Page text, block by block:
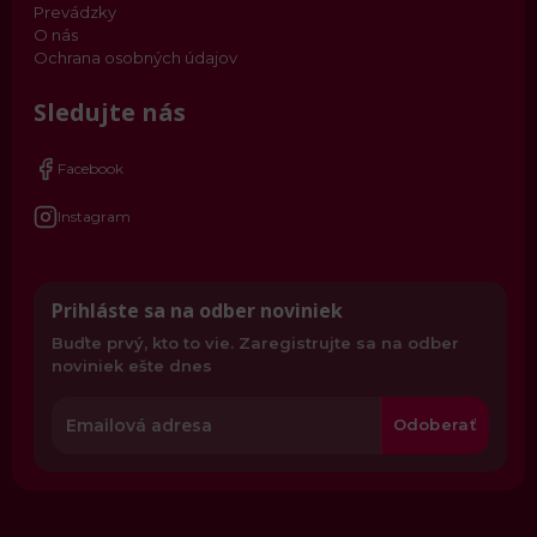
Prevádzky
O nás
Ochrana osobných údajov
Sledujte nás
Facebook
Instagram
Prihláste sa na odber noviniek
Buďte prvý, kto to vie. Zaregistrujte sa na odber
noviniek ešte dnes
Odoberať